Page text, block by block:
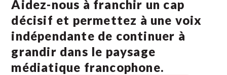
Aidez-nous à franchir un cap
décisif et permettez à une voix
indépendante de continuer à
grandir dans le paysage
médiatique francophone.